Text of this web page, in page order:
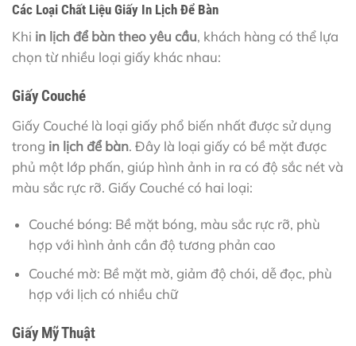
Các Loại Chất Liệu Giấy In Lịch Để Bàn
Khi in lịch để bàn theo yêu cầu, khách hàng có thể lựa
chọn từ nhiều loại giấy khác nhau:
Giấy Couché
Giấy Couché là loại giấy phổ biến nhất được sử dụng
trong in lịch để bàn. Đây là loại giấy có bề mặt được
phủ một lớp phấn, giúp hình ảnh in ra có độ sắc nét và
màu sắc rực rỡ. Giấy Couché có hai loại:
Couché bóng: Bề mặt bóng, màu sắc rực rỡ, phù
hợp với hình ảnh cần độ tương phản cao
Couché mờ: Bề mặt mờ, giảm độ chói, dễ đọc, phù
hợp với lịch có nhiều chữ
Giấy Mỹ Thuật